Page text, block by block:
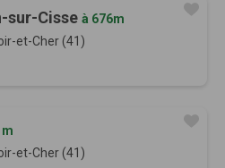
sur-Cisse à 676m
et-Cher (41)
et-Cher (41)